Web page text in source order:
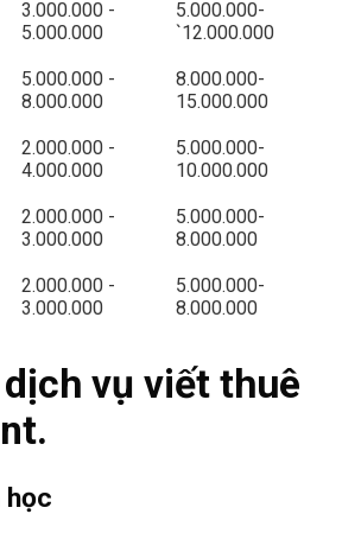
3.000.000 -
5.000.000
5.000.000-
`12.000.000
5.000.000 -
8.000.000
8.000.000-
15.000.000
2.000.000 -
4.000.000
5.000.000-
10.000.000
2.000.000 -
3.000.000
5.000.000-
8.000.000
2.000.000 -
3.000.000
5.000.000-
8.000.000
vụ viết thuê
học